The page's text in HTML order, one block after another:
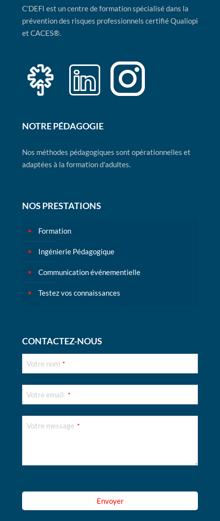
C’DEFI est un centre de formation spécialisé dans la
prévention des risques professionnels certifié Qualiopi
et CACES®.
NOTRE PÉDAGOGIE
Nos méthodes pédagogiques sont opérationnelles et
adaptées à la formation d'adultes.
NOS PRESTATIONS
Formation
Ingénierie Pédagogique
Communication événementielle
Testez vos connaissances
CONTACTEZ-NOUS
Votre nom *
Votre email *
Votre message *
Email
Envoyer